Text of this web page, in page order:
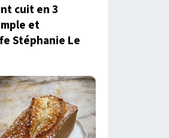
cuit en 3
et
Stéphanie Le